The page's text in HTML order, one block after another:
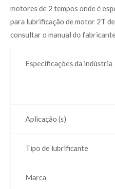
motores de 2 tempos onde é
para lubrificação de motor 2T
consultar o manual do
Especificações da indústria
Aplicação (s)
Tipo de lubrificante
Marca